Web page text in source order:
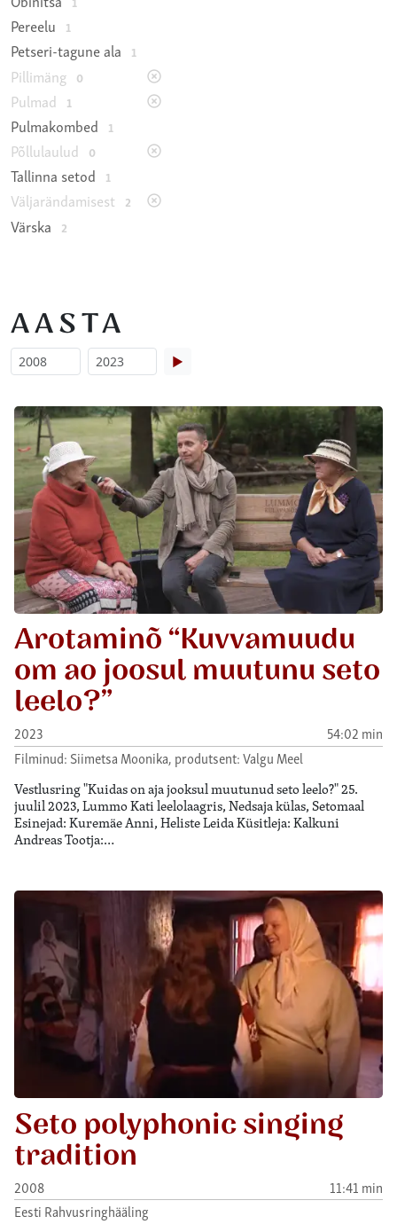
Pereelu 1
Petseri-tagune ala 1
Pillimäng 0
Pulmad 1
Pulmakombed 1
Põllulaulud 0
Tallinna setod 1
Väljarändamisest 2
Värska 2
AASTA
▶
Arotaminõ “Kuvvamuudu
om ao joosul muutunu seto
leelo?”
2023
54:02 min
Filminud: Siimetsa Moonika, produtsent: Valgu Meel
Vestlusring "Kuidas on aja jooksul muutunud seto leelo?" 25.
juulil 2023, Lummo Kati leelolaagris, Nedsaja külas, Setomaal
Esinejad: Kuremäe Anni, Heliste Leida Küsitleja: Kalkuni
Andreas Tootja:…
Seto polyphonic singing
tradition
2008
11:41 min
Eesti Rahvusringhääling